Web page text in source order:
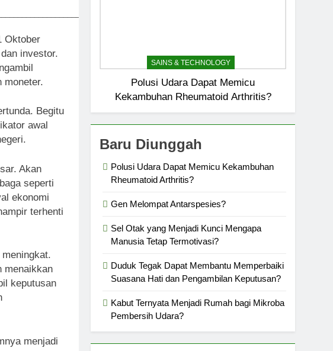
Oktober
investor.
moneter.
Begitu
awal
Akan
seperti
ekonomi
terhenti
menaikkan
keputusan
menjadi
SAINS & TECHNOLOGY
Polusi Udara Dapat Memicu
Kekambuhan Rheumatoid Arthritis?
Baru Diunggah
Polusi Udara Dapat Memicu Kekambuhan
Rheumatoid Arthritis?
Gen Melompat Antarspesies?
Sel Otak yang Menjadi Kunci Mengapa
Manusia Tetap Termotivasi?
Duduk Tegak Dapat Membantu Memperbaiki
Suasana Hati dan Pengambilan Keputusan?
Kabut Ternyata Menjadi Rumah bagi Mikroba
Pembersih Udara?